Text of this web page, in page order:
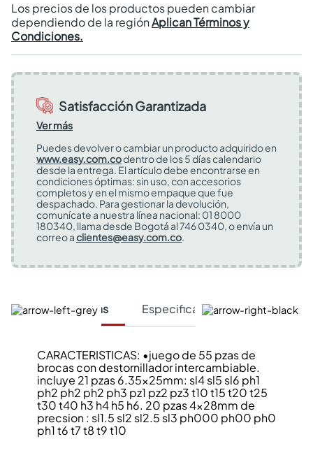
Los precios de los productos pueden cambiar
dependiendo de la regiónAplican Términos y
Condiciones.
Satisfacción Garantizada
Ver más
Puedes devolver o cambiar un producto adquirido en
www.easy.com.codentro de los 5 días calendario
desde la entrega. El artículo debe encontrarse en
condiciones óptimas: sin uso, con accesorios
completos y en el mismo empaque que fue
despachado. Para gestionar la devolución,
comunícate a nuestra línea nacional: 01 8000
180340, llama desde Bogotá al 746 0340, o envía un
correo aclientes@easy.com.co.
Características Especificaciones Técnicas
CARACTERISTICAS: •juego de 55 pzas de
brocas con destornillador intercambiable.
incluye 21 pzas 6.35x25mm: sl4 sl5 sl6 ph1
ph2 ph2 ph2 ph3 pz1 pz2 pz3 t10 t15 t20 t25
t30 t40 h3 h4 h5 h6. 20 pzas 4x28mm de
precsion : sl1.5 sl2 sl2.5 sl3 ph000 ph00 ph0
ph1 t6 t7 t8 t9 t10